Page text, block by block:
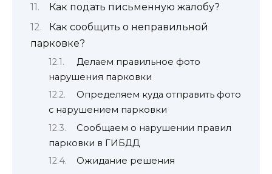
Как подать письменную жалобу?
Как сообщить о неправильной
парковке?
Делаем правильное фото
нарушения парковки
Определяем куда отправить фото
с нарушением парковки
Сообщаем о нарушении правил
парковки в ГИБДД
Ожидание решения